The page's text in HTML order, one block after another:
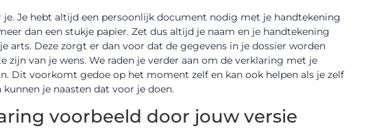
Je hebt altijd een persoonlijk document nodig met je handtekening
dan een stukje papier. Zet dus altijd je naam en je handtekening
arts. Deze zorgt er dan voor dat de gegevens in je dossier worden
van je wens. We raden je verder aan om de verklaring met je
Dit voorkomt gedoe op het moment zelf en kan ook helpen als je zelf
je naasten dat voor je doen.
voorbeeld door jouw versie